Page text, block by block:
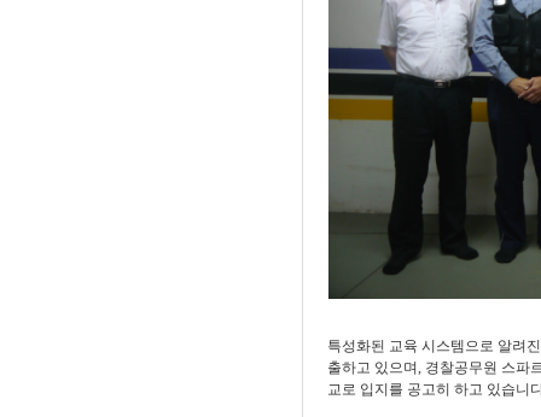
특성화된 교육 시스템으로 알려
출하고 있으며, 경찰공무원 스파
교로 입지를 공고히 하고 있습니